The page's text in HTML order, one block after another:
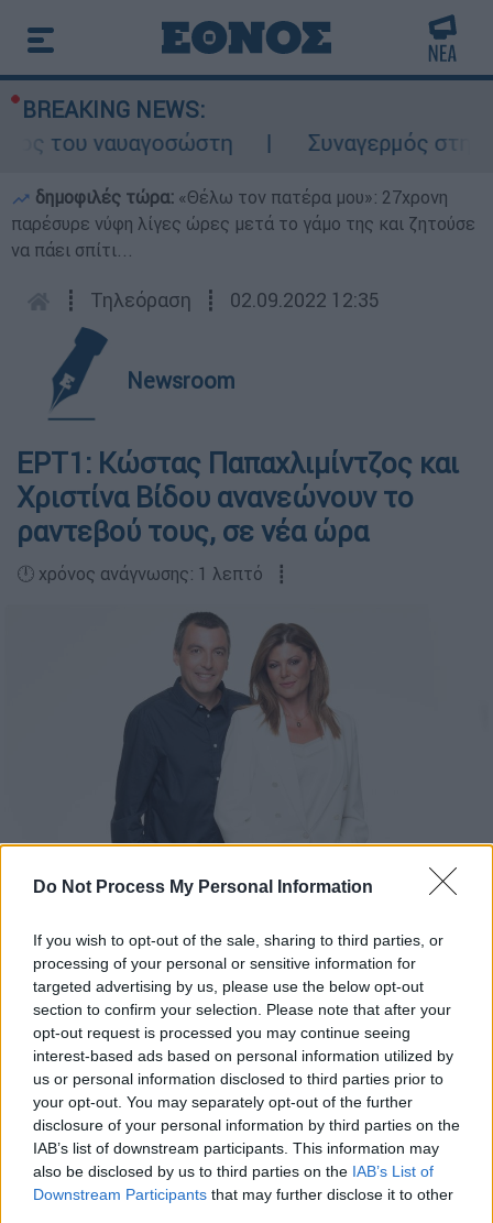
Do Not Process My Personal Information
If you wish to opt-out of the sale, sharing to third parties, or
processing of your personal or sensitive information for
targeted advertising by us, please use the below opt-out
section to confirm your selection. Please note that after your
opt-out request is processed you may continue seeing
interest-based ads based on personal information utilized by
us or personal information disclosed to third parties prior to
your opt-out. You may separately opt-out of the further
disclosure of your personal information by third parties on the
IAB’s list of downstream participants. This information may
also be disclosed by us to third parties on the IAB’s List of
Downstream Participants that may further disclose it to other
BREAKING NEWS:
του ναυαγοσώστη
Συναγερμός στην
δημοφιλές τώρα: «Θέλω τον πατέρα μου»: 27χρονη
παρέσυρε νύφη λίγες ώρες μετά το γάμο της και ζητούσε
να πάει σπίτι...
┋ Τηλεόραση ┋ 02.09.2022 12:35
Newsroom
ΕΡΤ1: Κώστας Παπαχλιμίντζος και
Χριστίνα Βίδου ανανεώνουν το
ραντεβού τους, σε νέα ώρα
🕛 χρόνος ανάγνωσης: 1 λεπτό ┋
Κώστας Παπαχλιμίντζος και Χριστίνα Βίδου
Προσθέστε το ΕΘΝΟΣ στη Google
ΟΚώστας Παπαχλιμίντζοςκαι ηΧριστίνα
Βίδουανανεώνουν το ραντεβού τους με
τους τηλεθεατές, σε νέα ώρα,6 με 10 το
πρωί, με το τετράωρο ενημερωτικό
μαγκαζίνο «Συνδέσεις» που κάνει πρεμιέρα
τη Δευτέρα 5 Σεπτεμβρίου 2022 στηνΕΡΤ1
και σε ταυτόχρονη μετάδοση στο ERTNEWS.